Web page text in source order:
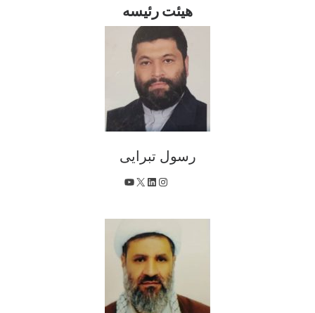
هیئت رئیسه
رسول تبرایی
اینستاگرم
لینکداین
X یوتیوب